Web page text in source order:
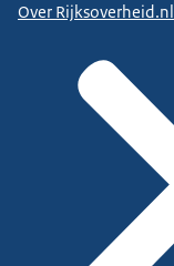
Over Rijksoverheid.nl